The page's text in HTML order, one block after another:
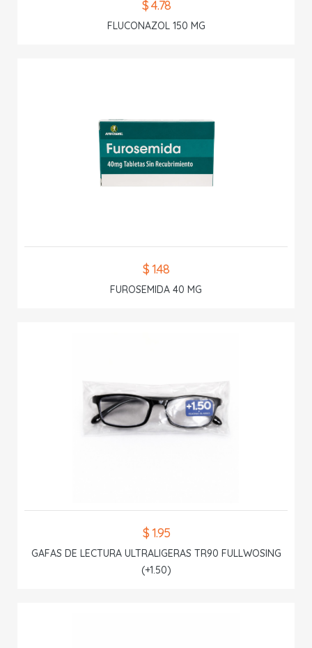
$ 4.78
FLUCONAZOL 150 MG
$ 1.48
FUROSEMIDA 40 MG
$ 1.95
GAFAS DE LECTURA ULTRALIGERAS TR90 FULLWOSING
(+1.50)